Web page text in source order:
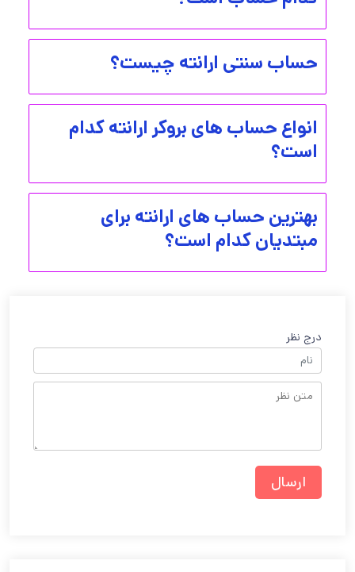
حساب سنتی ارانته چیست؟
انواع حساب های بروکر ارانته کدام
است؟
بهترین حساب های ارانته برای
مبتدیان کدام است؟
درج نظر